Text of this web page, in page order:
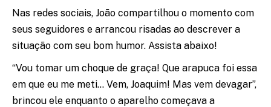
Nas redes sociais, João compartilhou o momento com
seus seguidores e arrancou risadas ao descrever a
situação com seu bom humor. Assista abaixo!
“Vou tomar um choque de graça! Que arapuca foi essa
em que eu me meti… Vem, Joaquim! Mas vem devagar”,
brincou ele enquanto o aparelho começava a